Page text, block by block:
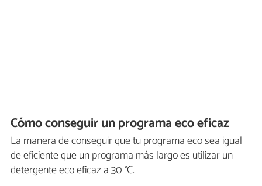
Cómo conseguir un programa eco eficaz
La manera de conseguir que tu programa eco sea igual
de eficiente que un programa más largo es utilizar un
detergente eco eficaz a 30 °C.